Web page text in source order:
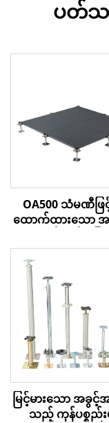
ပတ်သ
OA500 သံမဏီဖြင့်
ထောက်ထားသော
မြင့်မားသော အခွ
သည့် ကုန်ပစ္စည်းမ